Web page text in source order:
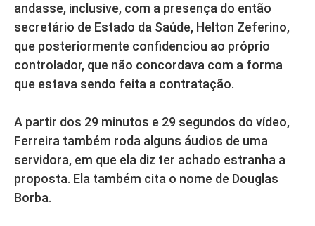
andasse, inclusive, com a presença do então
secretário de Estado da Saúde, Helton Zeferino,
que posteriormente confidenciou ao próprio
controlador, que não concordava com a forma
que estava sendo feita a contratação.
A partir dos 29 minutos e 29 segundos do vídeo,
Ferreira também roda alguns áudios de uma
servidora, em que ela diz ter achado estranha a
proposta. Ela também cita o nome de Douglas
Borba.